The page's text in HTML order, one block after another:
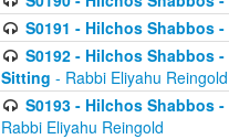
S0191 - Hilchos Shabbos
S0192 - Hilchos Shabbos
Sitting - Rabbi Eliyahu Reingold
S0193 - Hilchos Shabbos
Rabbi Eliyahu Reingold